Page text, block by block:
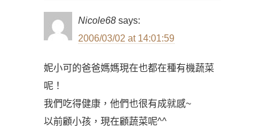
Nicole68 says:
2006/03/02 at 14:01:59
妮小可的爸爸媽媽現在也都在種有機蔬菜
呢！
我們吃得健康，他們也很有成就感~
以前顧小孩，現在顧蔬菜呢^^